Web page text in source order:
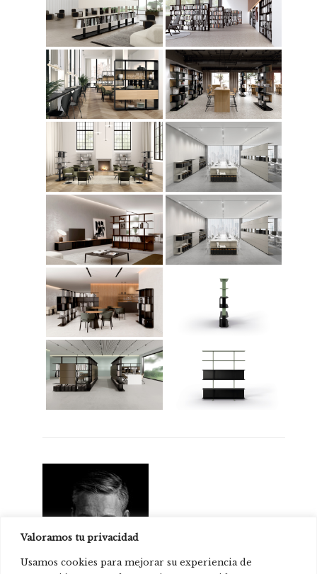
Valoramos tu privacidad
Usamos cookies para mejorar su experiencia de